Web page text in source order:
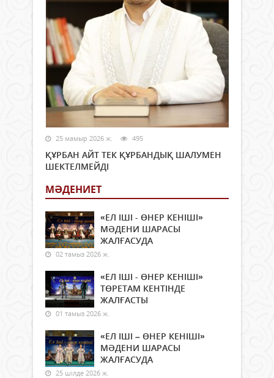
25 мамыр 2026 ж. 495
ҚҰРБАН АЙТ ТЕК ҚҰРБАНДЫҚ ШАЛУМЕН
ШЕКТЕЛМЕЙДІ
МӘДЕНИЕТ
«ЕЛ ІШІ - ӨНЕР КЕНІШІ»
МӘДЕНИ ШАРАСЫ
ЖАЛҒАСУДА
02 тамыз 2026 ж.
«ЕЛ ІШІ - ӨНЕР КЕНІШІ»
ТӨРЕТАМ КЕНТІНДЕ
ЖАЛҒАСТЫ
01 тамыз 2026 ж.
«ЕЛ ІШІ – ӨНЕР КЕНІШІ»
МӘДЕНИ ШАРАСЫ
ЖАЛҒАСУДА
25 шілде 2026 ж.